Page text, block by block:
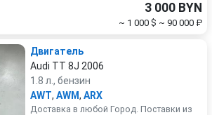
3 000 BYN
~ 1 000 $ ~ 90 000 ₽
Двигатель
Audi TT 8J 2006
1.8 л., бензин
AWT, AWM, ARX
Доставка в любой Город. Поставки из